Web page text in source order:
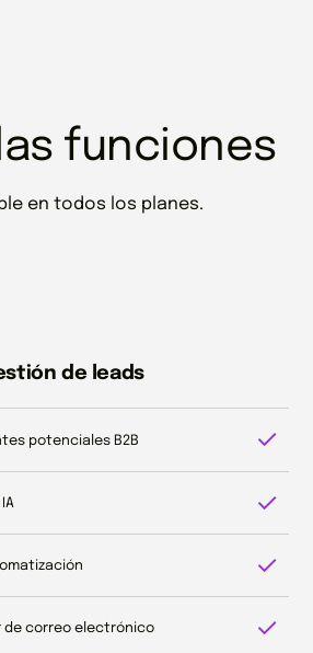
funciones
en todos los planes.
de leads
potenciales B2B
de correo electrónico